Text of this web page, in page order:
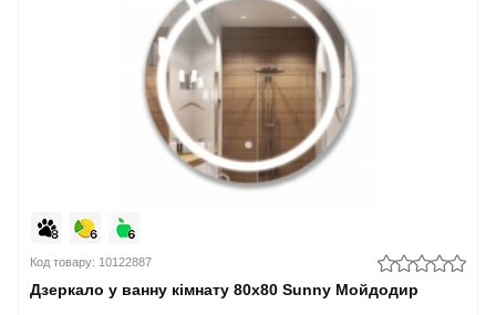
Код товару: 10122887
Дзеркало у ванну кімнату 80х80 Sunny Мойдодир